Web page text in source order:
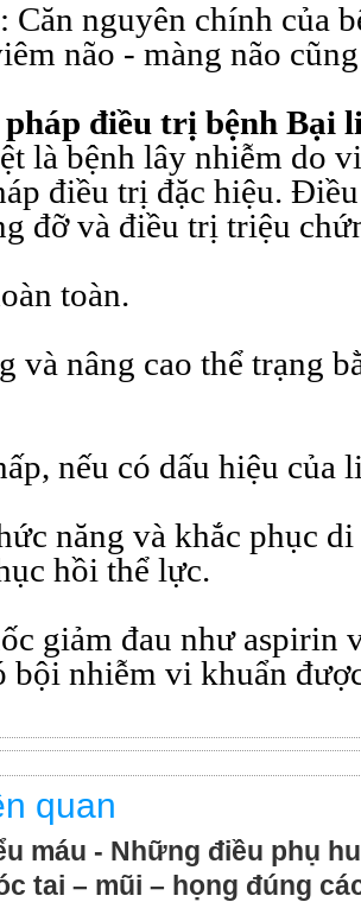
nguyên chính của
não - màng não
pháp điều trị bệnh Bại
là bệnh lây nhiễm do
điều trị đặc hiệu.
đỡ và điều trị triệu
toàn.
và nâng cao thể trạng
nếu có dấu hiệu của
năng và khắc phục
hồi thể lực.
giảm đau như aspirin
bội nhiễm vi khuẩn
quan
máu - Những điều phụ
tai – mũi – họng đúng